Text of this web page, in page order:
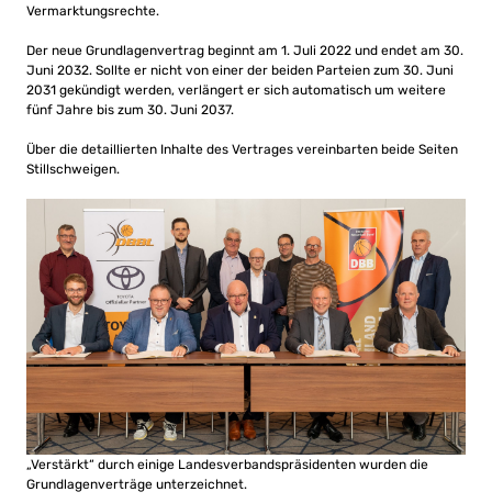
Vermarktungsrechte.
Der neue Grundlagenvertrag beginnt am 1. Juli 2022 und endet am 30.
Juni 2032. Sollte er nicht von einer der beiden Parteien zum 30. Juni
2031 gekündigt werden, verlängert er sich automatisch um weitere
fünf Jahre bis zum 30. Juni 2037.
Über die detaillierten Inhalte des Vertrages vereinbarten beide Seiten
Stillschweigen.
„Verstärkt“ durch einige Landesverbandspräsidenten wurden die
Grundlagenverträge unterzeichnet.